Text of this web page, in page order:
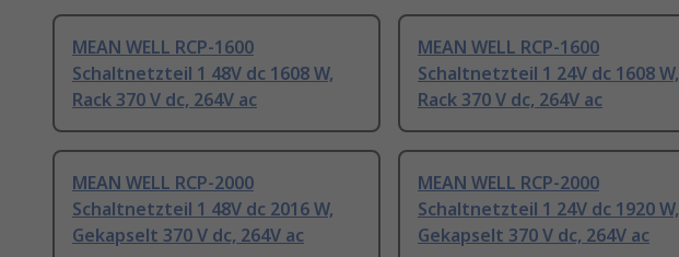
MEAN WELL RCP-1600
Schaltnetzteil 1 48V dc 1608 W,
Rack 370 V dc, 264V ac
MEAN WELL RCP-1600
Schaltnetzteil 1 24V dc 1608 W,
Rack 370 V dc, 264V ac
MEAN WELL RCP-2000
Schaltnetzteil 1 48V dc 2016 W,
Gekapselt 370 V dc, 264V ac
MEAN WELL RCP-2000
Schaltnetzteil 1 24V dc 1920 W,
Gekapselt 370 V dc, 264V ac